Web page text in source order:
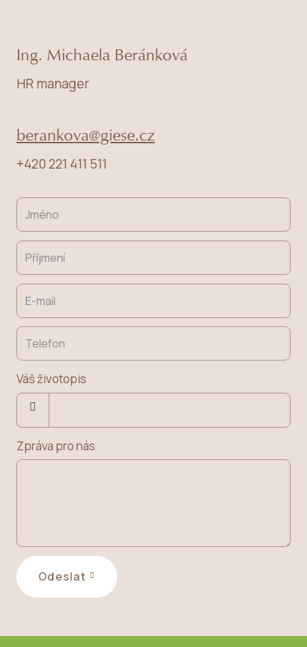
Ing. Michaela Beránková
HR manager
berankova@giese.cz
+420 221 411 511
Name
Last
name
E-
mail
Phone
Váš životopis
a
file
Zpráva pro nás
Odeslat